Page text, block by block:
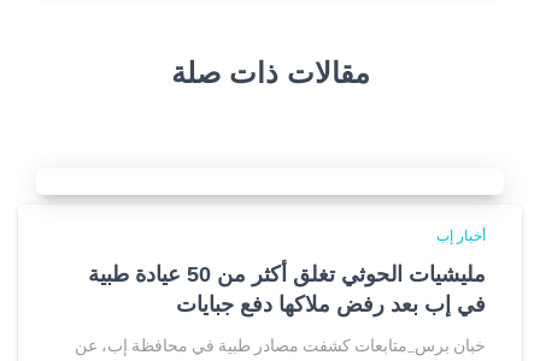
مقالات ذات صلة
أخبار إب
مليشيات الحوثي تغلق أكثر من 50 عيادة طبية
في إب بعد رفض ملاكها دفع جبايات
خبان برس_متابعات كشفت مصادر طبية في محافظة إب، عن